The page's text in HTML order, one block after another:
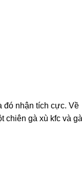
đó nhận tích cực. Về
chiên gà xù kfc và gà